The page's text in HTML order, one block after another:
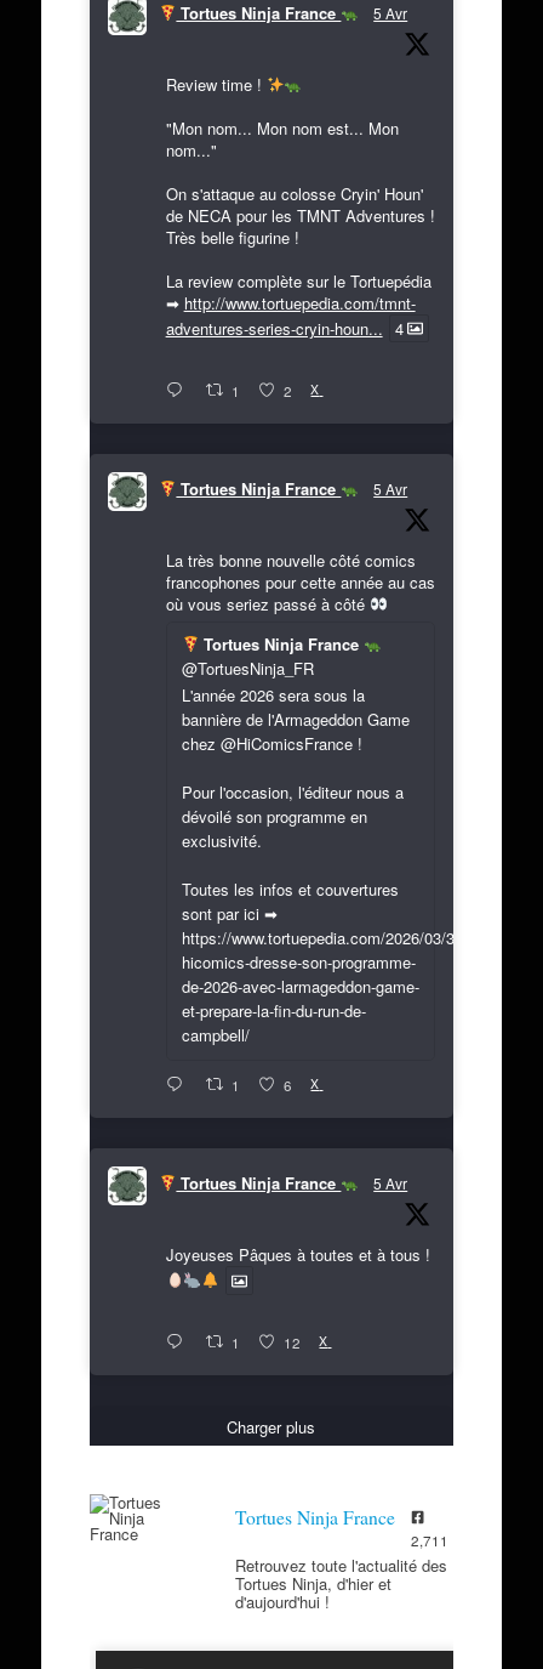
Tortues Ninja France 5 Avr
Review time !
"Mon nom... Mon nom est... Mon
nom..."
On s'attaque au colosse Cryin' Houn'
de NECA pour les TMNT Adventures !
Très belle figurine !
La review complète sur le Tortuepédia
➡ http://www.tortuepedia.com/tmnt-
adventures-series-cryin-houn... 4
1 2 X
Tortues Ninja France 5 Avr
La très bonne nouvelle côté comics
francophones pour cette année au cas
où vous seriez passé à côté
Tortues Ninja France
@TortuesNinja_FR
L'année 2026 sera sous la
bannière de l'Armageddon Game
chez @HiComicsFrance !
Pour l'occasion, l'éditeur nous a
dévoilé son programme en
exclusivité.
Toutes les infos et couvertures
sont par ici ➡
https://www.tortuepedia.com/2026/03/31/exclusif-
hicomics-dresse-son-programme-
de-2026-avec-larmageddon-game-
et-prepare-la-fin-du-run-de-
campbell/
1 6 X
Tortues Ninja France 5 Avr
Joyeuses Pâques à toutes et à tous !
1 12 X
Charger plus
Tortues Ninja France
2,711
Retrouvez toute l'actualité des
Tortues Ninja, d'hier et
d'aujourd'hui !